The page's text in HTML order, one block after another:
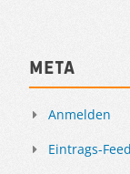
Meta
Anmelden
Eintrags-Feed